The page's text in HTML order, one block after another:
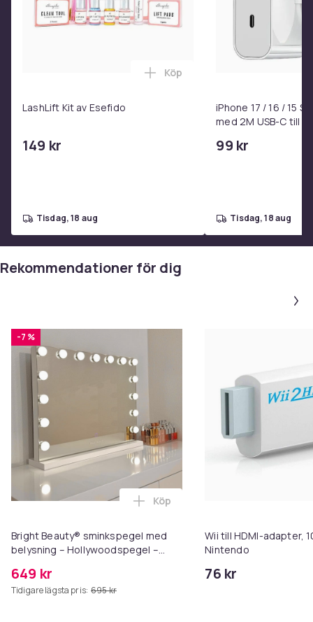
Produktsäkerhetsinformation
LashLift Kit av Esefido
149 kr
Lägg till LashLift Kit av
Köp
tisdag, 18 aug
iPhone 17 / 16 / 15
med 2M USB-C till
99 kr
tisdag, 18 aug
Rekommendationer för dig
-7 %
Bright Beauty® sminkspegel med
belysning – Hollywoodspegel –
ljusfärger – Dimbar – Smart Touch –
USB-laddningsport – Vit
649 kr
Tidigare lägsta pris: 695 kr
Lägg till Bright Beauty®
Köp
Wii till HDMI-adapter,
Nintendo
76 kr